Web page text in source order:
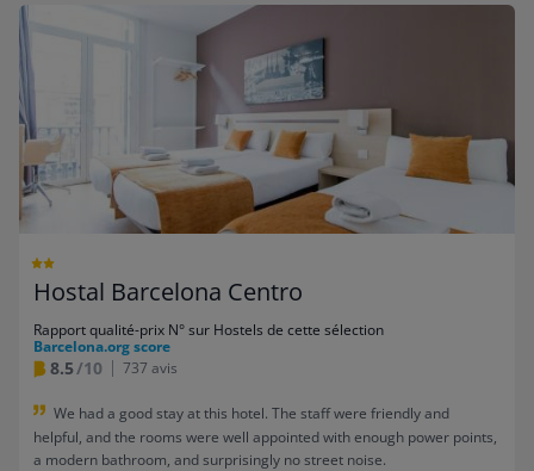
Hostal Barcelona Centro
Rapport qualité-prix N° sur Hostels de cette sélection
Barcelona.org score
8.5/10 737 avis
We had a good stay at this hotel. The staff were friendly and
helpful, and the rooms were well appointed with enough power points,
a modern bathroom, and surprisingly no street noise.